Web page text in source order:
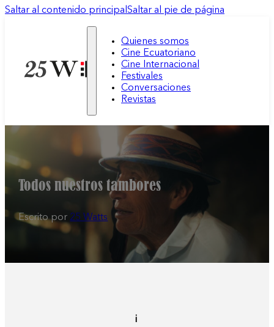
Saltar al contenido principal Saltar al pie de página
Quienes somos
Cine Ecuatoriano
Cine Internacional
Festivales
Conversaciones
Revistas
Todos nuestros tambores
Escrito por 25 Watts
i